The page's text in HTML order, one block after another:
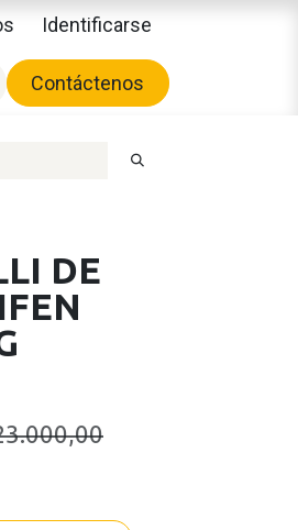
Identificarse
Contáctenos
DE